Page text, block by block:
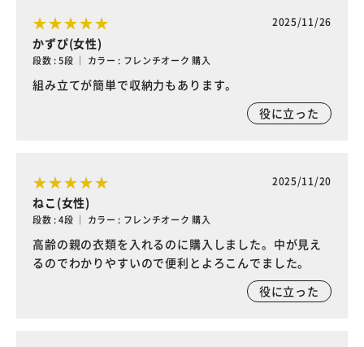
2025/11/26
かずぴ(女性)
段数 : 5段 ｜ カラー : フレンチオーク 購入
組み立てが簡単で収納力もあります。
役に立った
2025/11/20
ねこ(女性)
段数 : 4段 ｜ カラー : フレンチオーク 購入
高齢の親の衣類を入れるのに購入しました。中が見え
るのでわかりやすいので便利とよろこんでました。
役に立った